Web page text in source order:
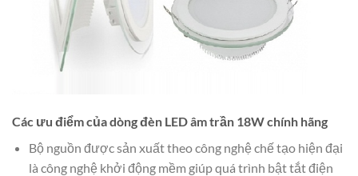
Các ưu điểm của dòng đèn LED âm trần 18W chính hãng
Bộ nguồn được sản xuất theo công nghệ chế tạo hiện đại
là công nghệ khởi động mềm giúp quá trình bật tắt điện